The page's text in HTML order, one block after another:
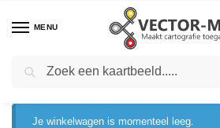
MENU
WINKELWAGEN
Je winkelwagen is momenteel leeg.